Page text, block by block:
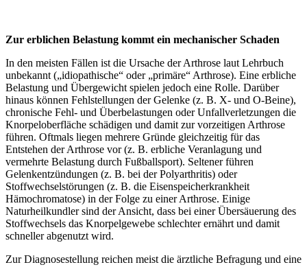
Zur erblichen Belastung kommt ein mechanischer Schaden
In den meisten Fällen ist die Ursache der Arthrose laut Lehrbuch
unbekannt („idiopathische“ oder „primäre“ Arthrose). Eine erbliche
Belastung und Übergewicht spielen jedoch eine Rolle. Darüber
hinaus können Fehlstellungen der Gelenke (z. B. X- und O-Beine),
chronische Fehl- und Überbelastungen oder Unfallverletzungen die
Knorpeloberfläche schädigen und damit zur vorzeitigen Arthrose
führen. Oftmals liegen mehrere Gründe gleichzeitig für das
Entstehen der Arthrose vor (z. B. erbliche Veranlagung und
vermehrte Belastung durch Fußballsport). Seltener führen
Gelenkentzündungen (z. B. bei der Polyarthritis) oder
Stoffwechselstörungen (z. B. die Eisenspeicherkrankheit
Hämochromatose) in der Folge zu einer Arthrose. Einige
Naturheilkundler sind der Ansicht, dass bei einer Übersäuerung des
Stoffwechsels das Knorpelgewebe schlechter ernährt und damit
schneller abgenutzt wird.
Zur Diagnosestellung reichen meist die ärztliche Befragung und eine